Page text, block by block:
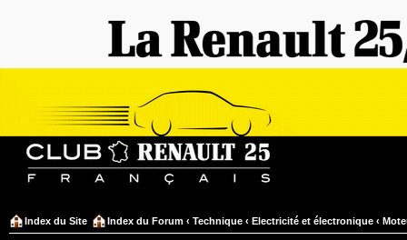
Index du Site Index du Forum ‹ Technique ‹ Electricité et électronique ‹